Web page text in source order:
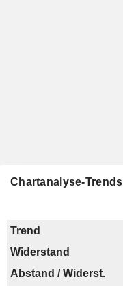
Chartanalyse-Trends
Trend
Widerstand
Abstand / Widerst.